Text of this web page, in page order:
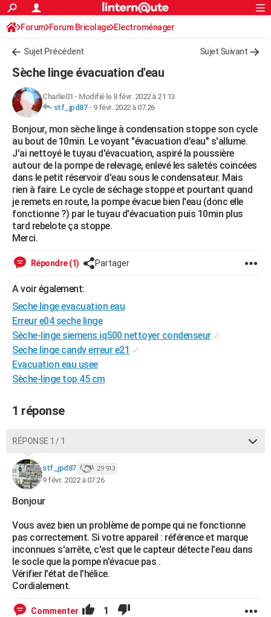
ACTUALITÉS
Politique
Société
Faits Divers
Education
Monde
Villes
+
FINANCE
Retraite
Impôts
Epargne
Immobilier
Risques naturels par ville
Banque
Assurance
Crédit
AUTO
Essais
Réserver un essai
Citadines
Berlines
SUV
Forum auto
+HIGH-TECH
Mobiles
Meilleur smartphone
Internet
Ordinateurs
Jeux vidéo
Guide high-tech
+BRICOLAGE
Forum
Aménagement intérieur
Extérieur
Cuisine
Salle de bains
Jardinage
Rangement
WEEK-END
Guides de France
Escapades
Patrimoine
Expositions
Musées
Week-end nature
+LIFESTYLE
Art de vivre
Bien-être
Loisirs
ModeModes de vie
SANTE
Alimentation
Guide de la santé
Maladies
Médicaments
Sommeil
VOYAGE
Destinations
City break
Voyage nature
Voyage de noces
Forum
Climat
PHOTO
GUIDES D'ACHAT
BONS PLANS
CARTE DE VOEUX
Carte de Noël
Carte Bonne année
Carte Saint-Valentin
Carte Pâques
Carte d'anniversaire
DICTIONNAIRE
Dictionnaire
Biographies
Citations
Expressions
Proverbes
PROGRAMME TV
AVIS DE DÉCÈS
FORUM
Bricolage
Lifestyle
Culture
Sport
Auto
Television
Voyage
Cinema
S'inscrire
Connexion
Forum Forum Bricolage Electroménager
Sujet Précédent Sujet Suivant
Sèche linge évacuation d'eau
Charlie01 - Modifié le 8 févr. 2022 à 21:13
stf_jpd87- 9 févr. 2022 à 07:26
Bonjour, mon sèche linge à condensation stoppe son cycle
au bout de 10min. Le voyant "évacuation d'eau" s'allume.
J'ai nettoyé le tuyau d'évacuation, aspiré la poussière
autour de la pompe de relevage, enlevé les saletés coincées
dans le petit réservoir d'eau sous le condensateur. Mais
rien à faire. Le cycle de séchage stoppe et pourtant quand
je remets en route, la pompe évacue bien l'eau (donc elle
fonctionne ?) par le tuyau d'évacuation puis 10min plus
tard rebelote ça stoppe.
Merci.
Répondre (1) Partager
A voir également:
Seche linge evacuation eau
Erreur e04 seche linge
Sèche-linge siemens iq500 nettoyer condenseur ✓
Seche linge candy erreur e21 ✓
Evacuation eau usee
Sèche-linge top 45 cm
1 réponse
RÉPONSE 1 / 1
stf_jpd87 29 913
9 févr. 2022 à 07:26
Bonjour
Vous avez bien un problème de pompe qui ne fonctionne
pas correctement. Si votre appareil : référence et marque
inconnues s'arrête, c'est que le capteur détecte l'eau dans
le socle que la pompe n'évacue pas .
Vérifier l'état de l'hélice.
Cordialement.
Commenter 1